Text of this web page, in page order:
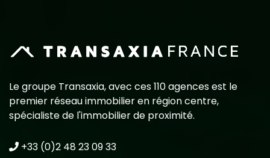
Le groupe Transaxia, avec ces 110 agences est le
premier réseau immobilier en région centre,
spécialiste de l'immobilier de proximité.
+33 (0)2 48 23 09 33